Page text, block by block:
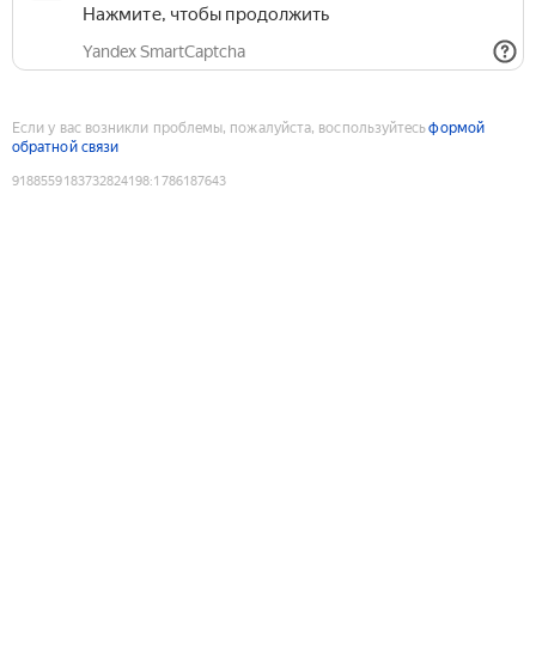
Нажмите, чтобы продолжить
Yandex SmartCaptcha
Если у вас возникли проблемы, пожалуйста, воспользуйтесьформой
обратной связи
9188559183732824198:1786187643